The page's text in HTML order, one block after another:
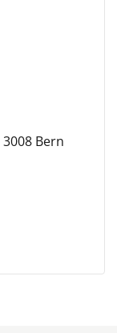
3008 Bern